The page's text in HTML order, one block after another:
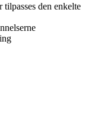
den enkelte